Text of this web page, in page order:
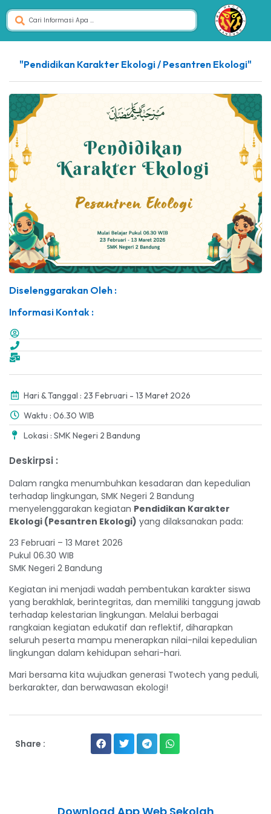
"Pendidikan Karakter Ekologi / Pesantren Ekologi"
Diselenggarakan Oleh :
Informasi Kontak :
Hari & Tanggal : 23 Februari - 13 Maret 2026
Waktu : 06.30 WIB
Lokasi : SMK Negeri 2 Bandung
Deskirpsi :
Dalam rangka menumbuhkan kesadaran dan kepedulian
terhadap lingkungan, SMK Negeri 2 Bandung
menyelenggarakan kegiatan Pendidikan Karakter
Ekologi (Pesantren Ekologi) yang dilaksanakan pada:
23 Februari – 13 Maret 2026
Pukul 06.30 WIB
SMK Negeri 2 Bandung
Kegiatan ini menjadi wadah pembentukan karakter siswa
yang berakhlak, berintegritas, dan memiliki tanggung jawab
terhadap kelestarian lingkungan. Melalui berbagai
rangkaian kegiatan edukatif dan reflektif, diharapkan
seluruh peserta mampu menerapkan nilai-nilai kepedulian
lingkungan dalam kehidupan sehari-hari.
Mari bersama kita wujudkan generasi Twotech yang peduli,
berkarakter, dan berwawasan ekologi!
Share :